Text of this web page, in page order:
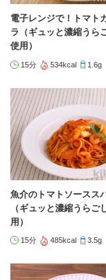
電子レンジで！トマト
ラ（ギュッと濃縮うら
使用）
15分 534kcal 1.6g
魚介のトマトソースス
（ギュッと濃縮うらご
用）
15分 485kcal 3.5g